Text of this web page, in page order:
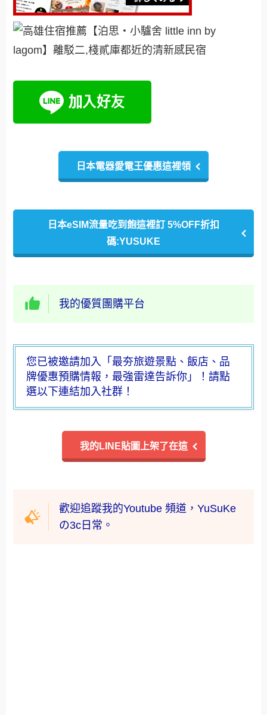
日本電器愛電王優惠這裡領
日本eSIM流量吃到飽這裡訂 5%OFF折扣
碼:YUSUKE
我的優質團購平台
您已被邀請加入「最夯旅遊景點、飯店、品
牌優惠預購情報，最強雷達告訴你」！請點
選以下連結加入社群！
我的LINE貼圖上架了在這
歡迎追蹤我的Youtube 頻道，YuSuKe
の3c日常。